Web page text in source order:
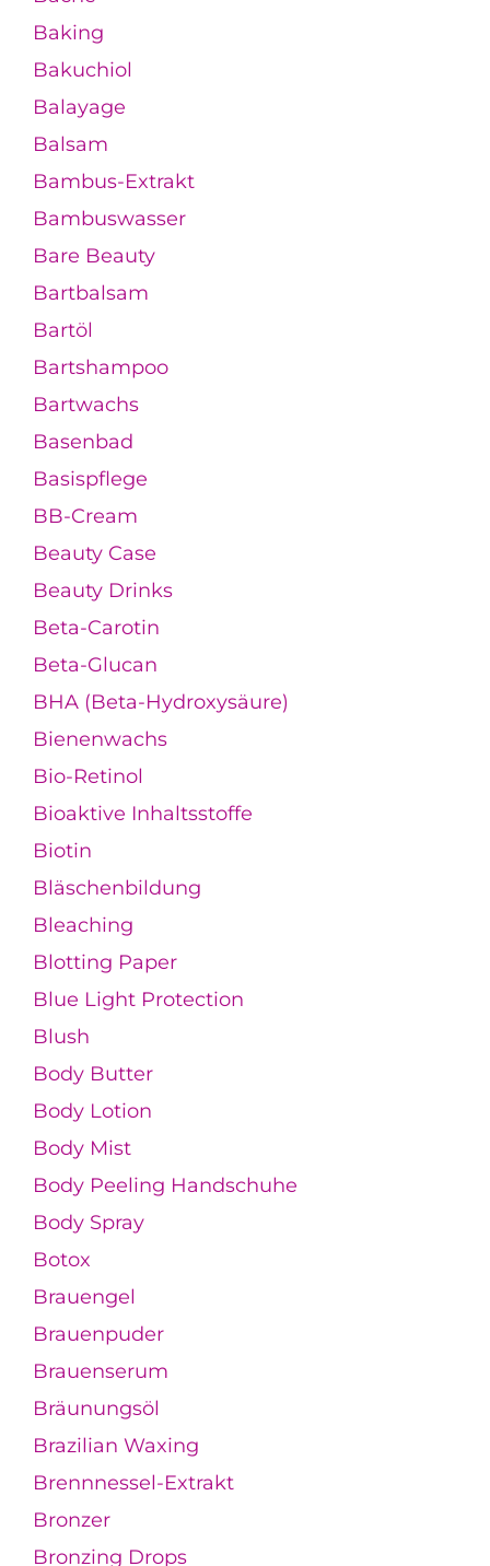
Baking
Bakuchiol
Balayage
Balsam
Bambus-Extrakt
Bambuswasser
Bare Beauty
Bartbalsam
Bartöl
Bartshampoo
Bartwachs
Basenbad
Basispflege
BB-Cream
Beauty Case
Beauty Drinks
Beta-Carotin
Beta-Glucan
BHA (Beta-Hydroxysäure)
Bienenwachs
Bio-Retinol
Bioaktive Inhaltsstoffe
Biotin
Bläschenbildung
Bleaching
Blotting Paper
Blue Light Protection
Blush
Body Butter
Body Lotion
Body Mist
Body Peeling Handschuhe
Body Spray
Botox
Brauengel
Brauenpuder
Brauenserum
Bräunungsöl
Brazilian Waxing
Brennnessel-Extrakt
Bronzer
Bronzing Drops